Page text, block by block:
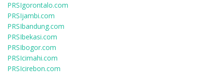
PRSIgorontalo.com
PRSIjambi.com
PRSIbandung.com
PRSIbekasi.com
PRSIbogor.com
PRSIcimahi.com
PRSIcirebon.com